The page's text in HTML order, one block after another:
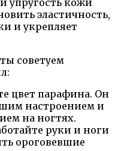
эластичность,
и укрепляет
советуем
цвет парафина. Он
настроением и
на ногтях.
руки и ноги
ороговевшие